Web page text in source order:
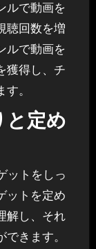
ルで動画を
聴回数を増
ルで動画を
獲得し、チ
。
と定め
ットをしっ
ットを定め
解し、それ
きます。